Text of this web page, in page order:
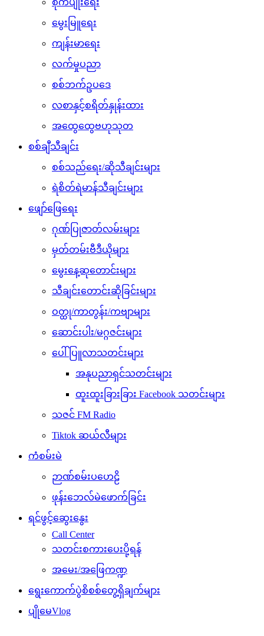
မွေးမြူရေး
ကျန်းမာရေး
လက်မှုပညာ
စစ်ဘက်ဥပဒေ
လစာနှင့်စရိတ်နှုန်းထား
အထွေထွေဗဟုသုတ
စစ်ချီသီချင်း
စစ်သည်ရေး/ဆိုသီချင်းများ
ရဲစိတ်ရဲမာန်သီချင်းများ
ဖျော်ဖြေရေး
ဂုဏ်ပြုဇာတ်လမ်းများ
မှတ်တမ်းဗီဒီယိုများ
မွေးနေ့ဆုတောင်းများ
သီချင်းတောင်းဆိုခြင်းများ
ဝတ္ထု/ကာတွန်း/ကဗျာများ
ဆောင်းပါး/မဂ္ဂဇင်းများ
ပေါ်ပြူလာသတင်းများ
အနုပညာရှင်သတင်းများ
ထူးထူးခြားခြား Facebook သတင်းများ
သဇင် FM Radio
Tiktok ဆယ်လီများ
ကံစမ်းမဲ
ဉာဏ်စမ်းပဟေဠိ
ဖုန်းဘေလ်မဲဖောက်ခြင်း
ရင်ဖွင့်ဆွေးနွေး
Call Center
သတင်းစကားပေးပို့ရန်
အမေး/အဖြေကဏ္ဍ
ရွေးကောက်ပွဲစိစစ်တွေ့ရှိချက်များ
ပျိုမေVlog